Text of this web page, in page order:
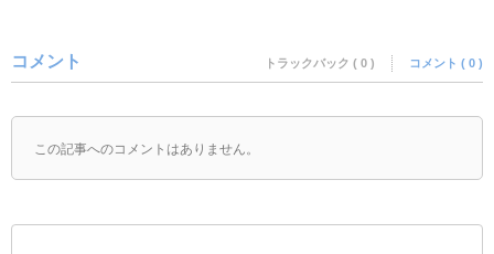
コメント トラックバック ( 0 ) コメント ( 0 )
この記事へのコメントはありません。